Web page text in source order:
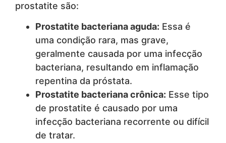
prostatite são:
Prostatite bacteriana aguda: Essa é
uma condição rara, mas grave,
geralmente causada por uma infecção
bacteriana, resultando em inflamação
repentina da próstata.
Prostatite bacteriana crônica: Esse tipo
de prostatite é causado por uma
infecção bacteriana recorrente ou difícil
de tratar.